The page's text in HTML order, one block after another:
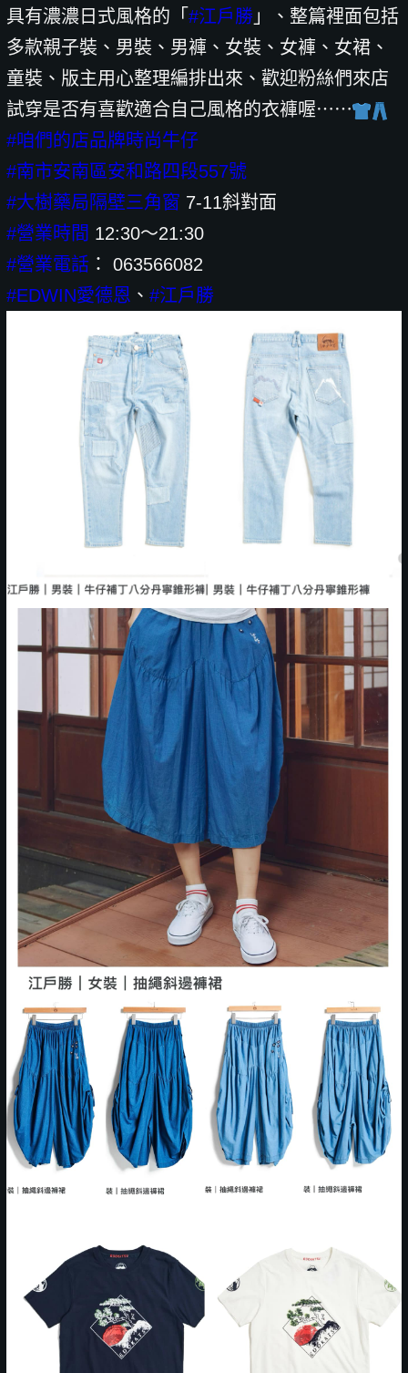
具有濃濃日式風格的「 #江戶勝」、整篇裡面包括
多款親子裝、男裝、男褲、女裝、女褲、女裙、
童裝、版主用心整理編排出來、歡迎粉絲們來店
試穿是否有喜歡適合自己風格的衣褲喔⋯⋯
#咱們的店品牌時尚牛仔
#南市安南區安和路四段557號
#大樹藥局隔壁三角窗 7-11斜對面
#營業時間 12:30～21:30
#營業電話： 063566082
#EDWIN愛德恩 、 #江戶勝